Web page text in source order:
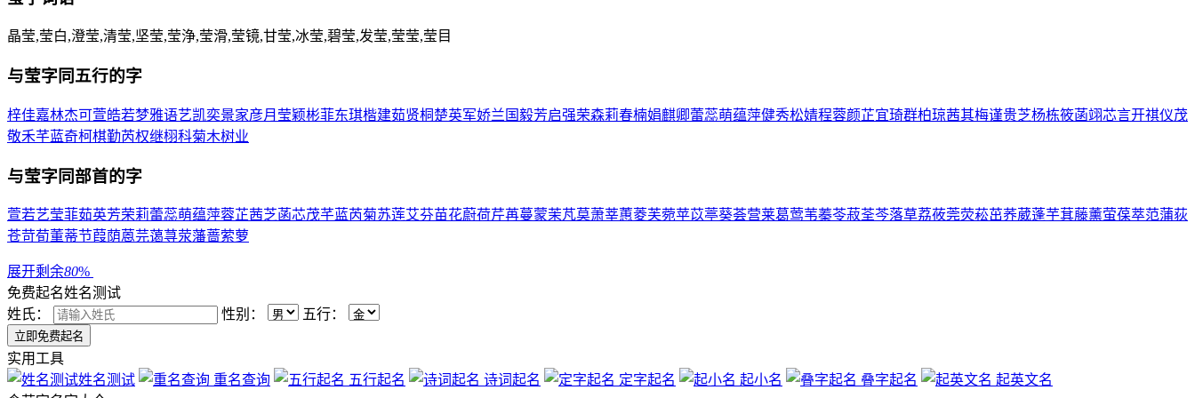
晶莹,莹白,澄莹,清莹,坚莹,莹浄,莹滑,莹镜,甘莹,冰莹,碧莹,发莹,莹莹,莹目
与莹字同五行的字
梓佳嘉林杰可萱皓若梦雅语艺凯奕景家彦月 莹颖彬菲东琪楷建茹贤桐 楚英军娇兰 国毅芳启强荣森莉春楠娟麒卿蕾蕊萌蕴萍健秀松婧程蓉颜芷宜琦群柏琼茜其梅谨贵芝杨栋筱菡翊芯言开祺仪茂
敬禾芊蓝奇柯棋勤芮权继栩科菊木树业
与莹字同部首的字
萱若艺莹菲茹英芳荣莉蕾蕊萌蕴萍蓉芷茜芝菡芯茂芊蓝芮菊苏莲艾芬苗花蔚荷芹苒蔓蒙茉芃莫萧莘蕙菱芙菀苹苡葶葵荟营莱葛莺苇蓁苓菽荃芩落草荔莜莞荧菘茁荞葳蓬芋萁藤薰萤葆萃范蒲荻
苍苛荀董蒂节葭荫蒽芫蔼荨荥藩蔷萦萝
展开剩余80%
免费起名姓名测试
姓氏：
性别： 五行：
实用工具
姓名测试
重名查询 五行起名 诗词起名 定字起名 起小名 叠字起名
起英文名